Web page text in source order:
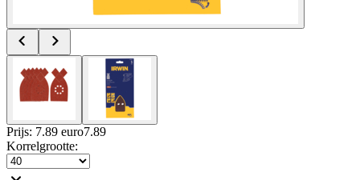
Prijs: 7.89 euro7.89
Korrelgrootte: